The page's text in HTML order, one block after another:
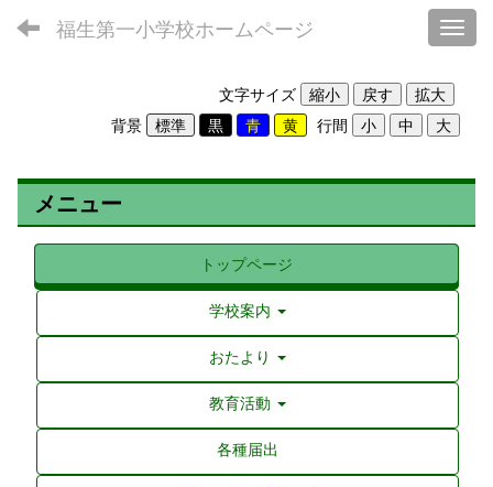
福生第一小学校ホームページ
文字サイズ
背景
行間
メニュー
トップページ
学校案内
おたより
教育活動
各種届出